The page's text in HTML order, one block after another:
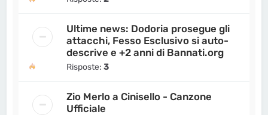
Ultime news: Dodoria prosegue gli
attacchi, Fesso Esclusivo si auto-
descrive e +2 anni di Bannati.org
Risposte:3
Zio Merlo a Cinisello - Canzone
Ufficiale